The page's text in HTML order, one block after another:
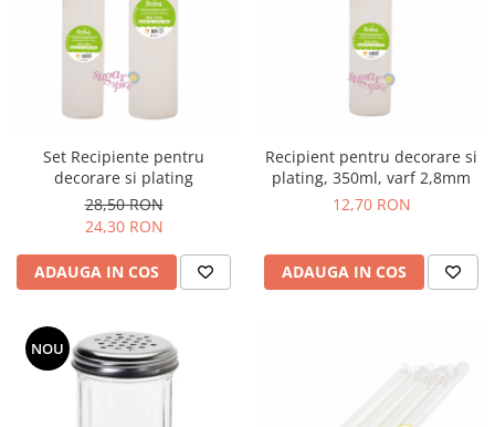
Set Recipiente pentru
decorare si plating
28,50 RON
24,30 RON
ADAUGA IN COS
Recipient pentru decorare si
plating, 350ml, varf 2,8mm
12,70 RON
ADAUGA IN COS
NOU